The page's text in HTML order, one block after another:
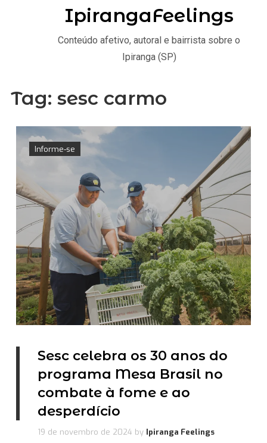
Tag: sesc carmo
Informe-se
Sesc celebra os 30 anos do
programa Mesa Brasil no
combate à fome e ao
desperdício
19 de novembro de 2024 by Ipiranga Feelings
IpirangaFeelings
Conteúdo afetivo, autoral e bairrista sobre o
Ipiranga (SP)